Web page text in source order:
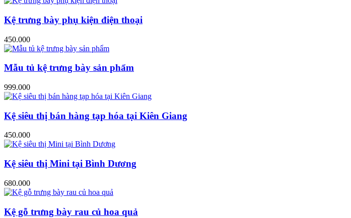
Kệ trưng bày phụ kiện điện thoại
450.000
Mẫu tủ kệ trưng bày sản phẩm
999.000
Kệ siêu thị bán hàng tạp hóa tại Kiên Giang
450.000
Kệ siêu thị Mini tại Bình Dương
680.000
Kệ gỗ trưng bày rau củ hoa quả